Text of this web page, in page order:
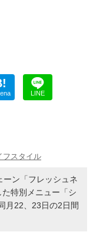
LINE
フスタイル
ン「フレッシュネ
特別メニュー「シ
月22、23日の2日間